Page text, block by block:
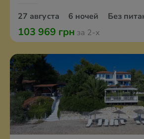
27 августа 6 ночей Без
103 969 грн за 2-х